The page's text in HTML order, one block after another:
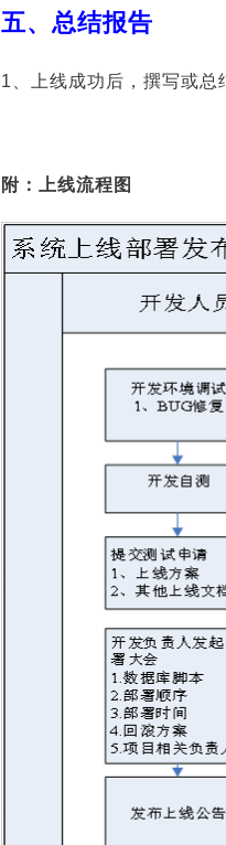
五、总结报告
1、上线成功后，撰写或
附：上线流程图